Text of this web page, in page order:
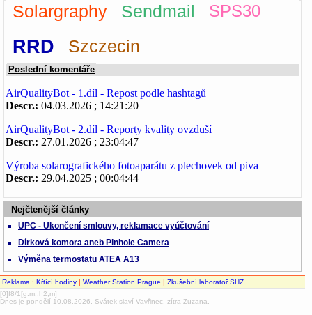
Solargraphy Sendmail SPS30
RRD Szczecin
Poslední komentáře
AirQualityBot - 1.díl - Repost podle hashtagů
Descr.: 04.03.2026 ; 14:21:20
AirQualityBot - 2.díl - Reporty kvality ovzduší
Descr.: 27.01.2026 ; 23:04:47
Výroba solarografického fotoaparátu z plechovek od piva
Descr.: 29.04.2025 ; 00:04:44
Nejčtenější články
UPC - Ukončení smlouvy, reklamace vyúčtování
Dírková komora aneb Pinhole Camera
Výměna termostatu ATEA A13
Reklama : Křtící hodiny | Weather Station Prague | Zkušební laboratoř SHZ
[0]f8/1[g.m..h2,m]
Dnes je pondělí 10.08.2026. Svátek slaví Vavřinec, zítra Zuzana.